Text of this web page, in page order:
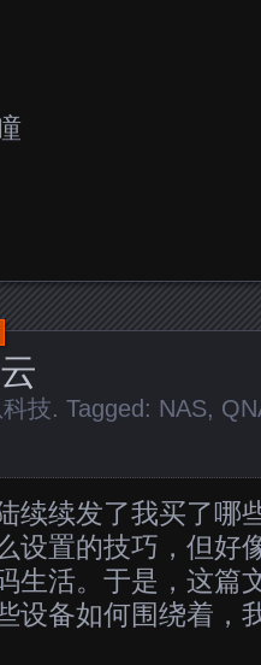
技. Tagged: NAS,
续续发了我买了哪
设置的技巧，但好
生活。于是，这篇
设备如何围绕着，